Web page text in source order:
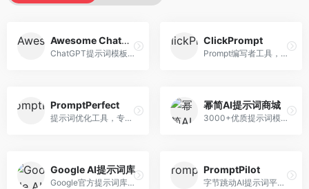
Awesome ChatGPT Prompts
ChatGPT提示词模板库，专注于实用提示词收集。面向ChatGPT用户，提供提示词模板、使用场景、效果展示等资源，模板实用性强。
ClickPrompt
Prompt编写者工具，专注于提示词创作辅助。面向提示词创作者，提供提示词编辑、测试、分享等服务，创作工具完善。
PromptPerfect
提示词优化工具，专注于提示词质量提升。面向AI用户，提供提示词优化、效果测试、版本对比等服务，提示词优化专业。
幂简AI提示词商城
3000+优质提示词模板平台，专注于中文提示词。面向中文AI用户，提供提示词模板、分类检索、一键使用等服务，中文提示词丰富。
Google AI提示词库
Google官方提示词库，专注于Gemini模型优化。面向开发者，提供官方提示词指南、最佳实践、示例代码等资源，权威性强。
PromptPilot
字节跳动AI提示词平台，专注于提示词优化与管理。面向AI用户，提供提示词优化、效果测试、团队协作等服务，企业级功能完善。